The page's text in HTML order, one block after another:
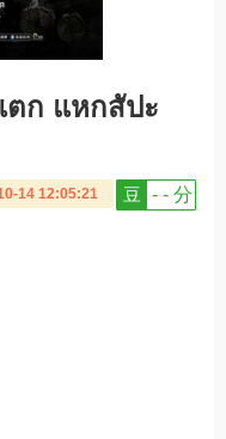
ตก แหกสัปะ
豆 - - 分
14 12:05:21